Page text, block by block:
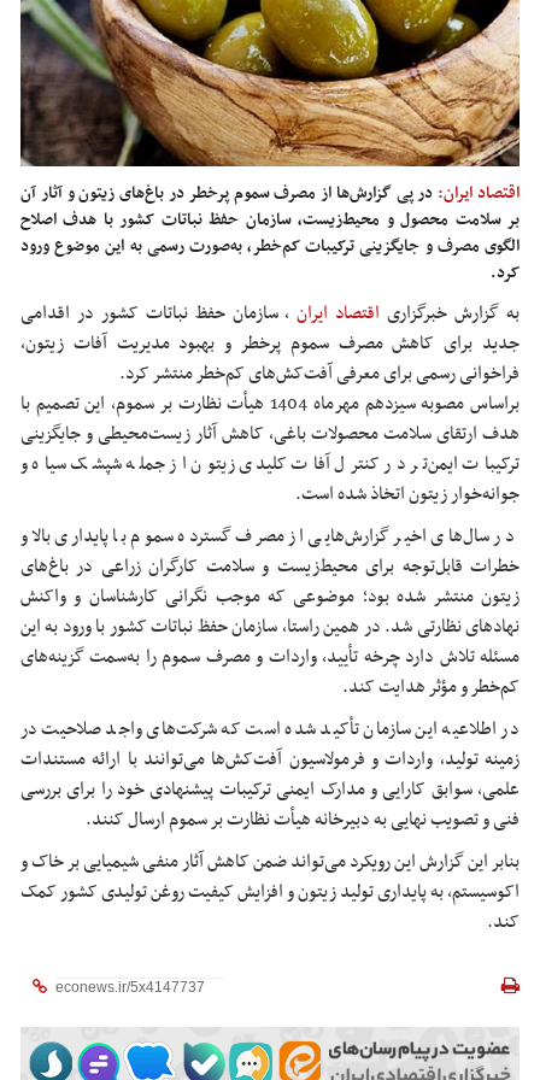
اقتصاد ایران: در پی گزارش‌ها از مصرف سموم پرخطر در باغ‌های زیتون و آثار آن
بر سلامت محصول و محیط‌زیست، سازمان حفظ نباتات کشور با هدف اصلاح
الگوی مصرف و جایگزینی ترکیبات کم‌خطر، به‌صورت رسمی به این موضوع ورود
کرد.
به گزارش خبرگزاری اقتصاد ایران، سازمان حفظ نباتات کشور در اقدامی
جدید برای کاهش مصرف سموم پرخطر و بهبود مدیریت آفات زیتون،
فراخوانی رسمی برای معرفی آفت‌کش‌های کم‌خطر منتشر کرد.
براساس مصوبه سیزدهم مهرماه 1404 هیأت نظارت بر سموم، این تصمیم با
هدف ارتقای سلامت محصولات باغی، کاهش آثار زیست‌محیطی و جایگزینی
ترکیبات ایمن‌تر در کنترل آفات کلیدی زیتون از جمله شپشک سیاه و
جوانه‌خوار زیتون اتخاذ شده است.
در سال‌های اخیر گزارش‌هایی از مصرف گسترده سموم با پایداری بالا و
خطرات قابل‌توجه برای محیط‌زیست و سلامت کارگران زراعی در باغ‌های
زیتون منتشر شده بود؛ موضوعی که موجب نگرانی کارشناسان و واکنش
نهادهای نظارتی شد. در همین راستا، سازمان حفظ نباتات کشور با ورود به این
مسئله تلاش دارد چرخه تأیید، واردات و مصرف سموم را به‌سمت گزینه‌های
کم‌خطر و مؤثر هدایت کند.
در اطلاعیه این سازمان تأکید شده است که شرکت‌های واجد صلاحیت در
زمینه تولید، واردات و فرمولاسیون آفت‌کش‌ها می‌توانند با ارائه مستندات
علمی، سوابق کارایی و مدارک ایمنی ترکیبات پیشنهادی خود را برای بررسی
فنی و تصویب نهایی به دبیرخانه هیأت نظارت بر سموم ارسال کنند.
بنابر این گزارش این رویکرد می‌تواند ضمن کاهش آثار منفی شیمیایی بر خاک و
اکوسیستم، به پایداری تولید زیتون و افزایش کیفیت روغن تولیدی کشور کمک
کند.